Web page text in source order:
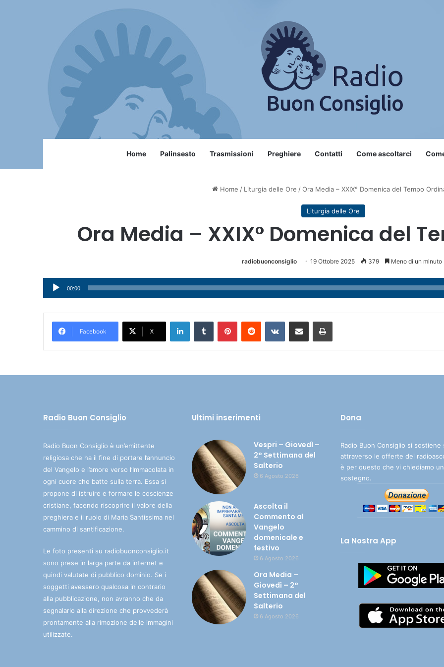
Home Palinsesto Trasmissioni Preghiere Contatti Come ascoltarci
Home / Liturgia delle Ore / Ora Media – XXIX° Domenica del Tempo
Liturgia delle Ore
Ora Media – XXIX° Domenica del
radiobuonconsiglio 19 Ottobre 2025 379 Meno di un minuto
Audio
Player
00:00
Facebook X
Radio Buon Consiglio
Radio Buon Consiglio è un’emittente
religiosa che ha il fine di portare l’annuncio
del Vangelo e l’amore verso l’Immacolata in
ogni cuore che batte sulla terra. Essa si
propone di istruire e formare le coscienze
cristiane, facendo riscoprire il valore della
preghiera e il ruolo di Maria Santissima nel
cammino di santificazione.
Le foto presenti su radiobuonconsiglio.it
sono prese in larga parte da internet e
quindi valutate di pubblico dominio. Se i
soggetti avessero qualcosa in contrario
alla pubblicazione, non avranno che da
segnalarlo alla direzione che provvederà
prontamente alla rimozione delle immagini
utilizzate.
Ultimi inserimenti
Vespri – Giovedì –
2° Settimana del
Salterio
6 Agosto 2026
Ascolta il
Commento al
Vangelo
domenicale e
festivo
6 Agosto 2026
Ora Media –
Giovedì – 2°
Settimana del
Salterio
6 Agosto 2026
Dona
Radio Buon Consiglio si sostiene
attraverso le offerte dei
è per questo che vi chiediamo un
sostegno.
La Nostra App